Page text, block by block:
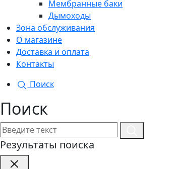
Мембранные баки
Дымоходы
Зона обслуживания
О магазине
Доставка и оплата
Контакты
Поиск
Поиск
Результаты поиска